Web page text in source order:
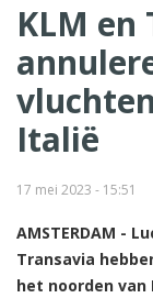
KLM en
Italië
17 mei 2023 - 15:51
AMSTERDAM -
Transavia
het noorden